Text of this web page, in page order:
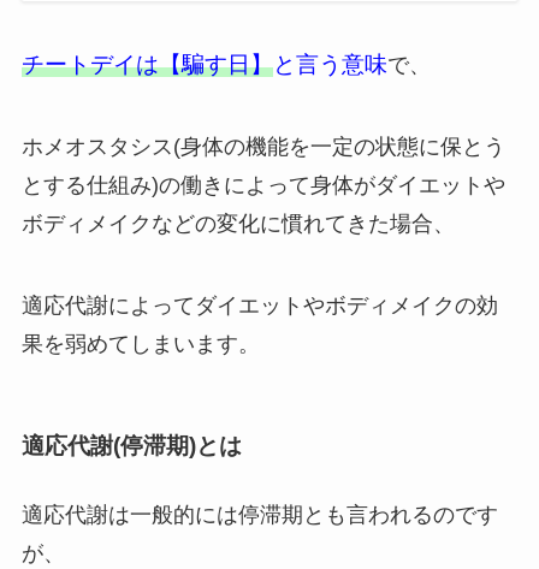
チートデイは【騙す日】と言う意味で、
ホメオスタシス(身体の機能を一定の状態に保とう
とする仕組み)の働きによって身体がダイエットや
ボディメイクなどの変化に慣れてきた場合、
適応代謝によってダイエットやボディメイクの効
果を弱めてしまいます。
適応代謝(停滞期)とは
適応代謝は一般的には停滞期とも言われるのです
が、